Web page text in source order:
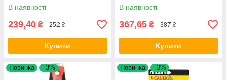
В наявності
239,40 ₴ 252 ₴
Купити
В наявності
367,65 ₴ 387 ₴
Купити
Новинка –3% Новинка –3%